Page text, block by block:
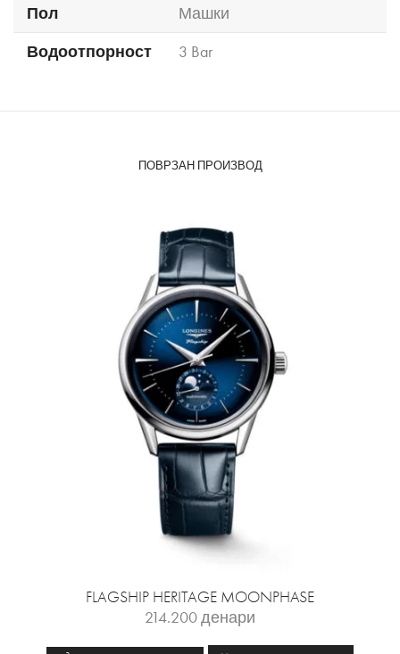
Пол
Машки
Водоотпорност
3 Bar
ПОВРЗАН ПРОИЗВОД
FLAGSHIP HERITAGE MOONPHASE
214.200денари